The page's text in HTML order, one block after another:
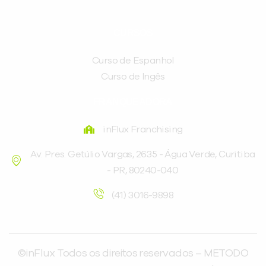
Curso de Espanhol
Curso de Ingês
inFlux Franchising
Av. Pres. Getúlio Vargas, 2635 - Água Verde, Curitiba
- PR, 80240-040
(41) 3016-9898
©inFlux Todos os direitos reservados – METODO